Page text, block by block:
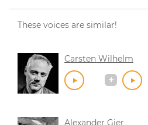
These voices are similar!
Carsten Wilhelm
Alexander Gier